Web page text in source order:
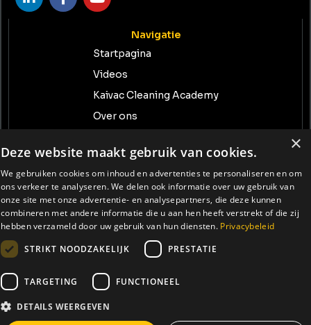
Navigatie
Startpagina
Videos
Kaivac Cleaning Academy
Over ons
Neem contact met ons op
info@tenrent.nl
+31 (0) 74-234 1408
Reimersdennenweg 13 7559 PL Hengelo (O)
KvK-nummer: 64433900
BTW-nummer: NL855664186B01
×
Deze website maakt gebruik van cookies.
We gebruiken cookies om inhoud en advertenties te personaliseren en om
ons verkeer te analyseren. We delen ook informatie over uw gebruik van
onze site met onze advertentie- en analysepartners, die deze kunnen
combineren met andere informatie die u aan hen heeft verstrekt of die zij
hebben verzameld door uw gebruik van hun diensten. Privacybeleid
STRIKT NOODZAKELIJK
PRESTATIE
TARGETING FUNCTIONEEL
DETAILS WEERGEVEN